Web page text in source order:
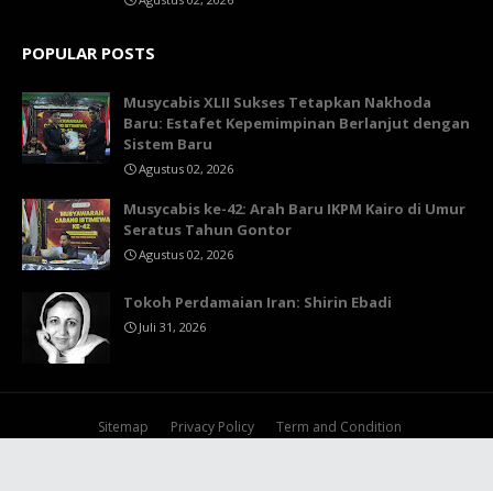
POPULAR POSTS
Musycabis XLII Sukses Tetapkan Nakhoda
Baru: Estafet Kepemimpinan Berlanjut dengan
Sistem Baru
Agustus 02, 2026
Musycabis ke-42: Arah Baru IKPM Kairo di Umur
Seratus Tahun Gontor
Agustus 02, 2026
Tokoh Perdamaian Iran: Shirin Ebadi
Juli 31, 2026
Sitemap Privacy Policy
Term and Condition